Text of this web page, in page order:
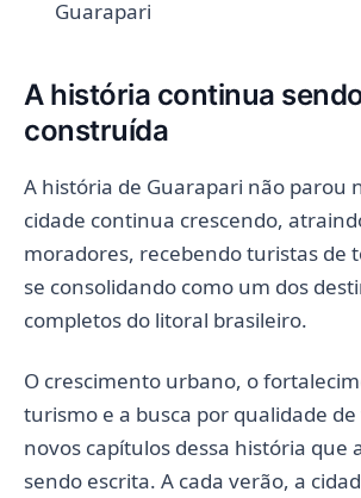
Guarapari
A história continua
construída
A história de Guarapari não parou
cidade continua crescendo,
moradores, recebendo turistas de
se consolidando como um dos
completos do litoral brasileiro.
O crescimento urbano, o
turismo e a busca por qualidade de
novos capítulos dessa história que
sendo escrita. A cada verão, a